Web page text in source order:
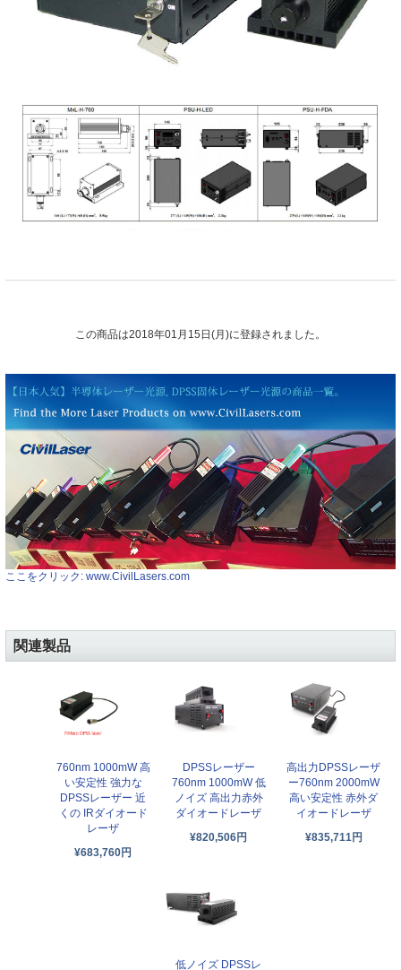
この商品は2018年01月15日(月)に登録されました。
ここをクリック: www.CivilLasers.com
関連製品
760nm 1000mW 高
い安定性 強力な
DPSSレーザー 近
くの IRダイオード
レーザ
¥683,760円
DPSSレーザー
760nm 1000mW 低
ノイズ 高出力赤外
ダイオードレーザ
¥820,506円
高出力DPSSレーザ
ー760nm 2000mW
高い安定性 赤外ダ
イオードレーザ
¥835,711円
低ノイズ DPSSレ